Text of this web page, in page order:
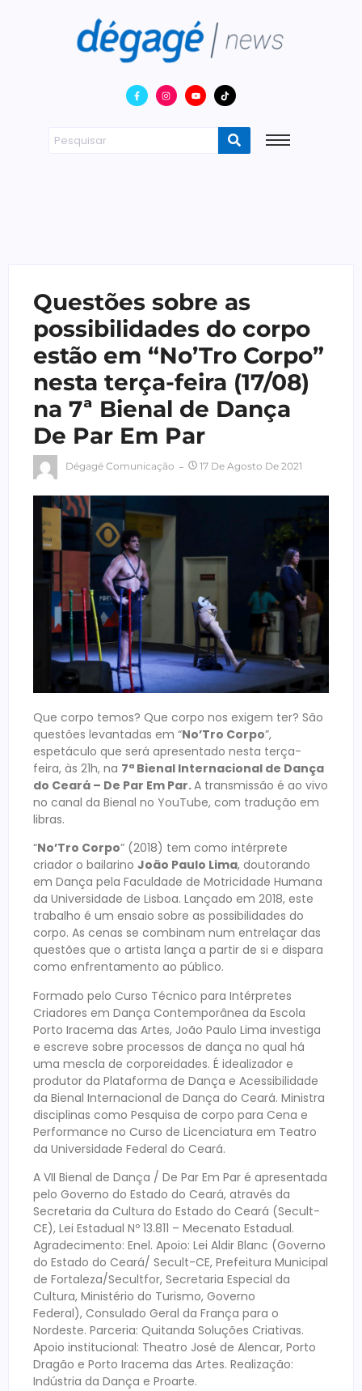
Questões sobre as
possibilidades do corpo
estão em “No’Tro Corpo”
nesta terça-feira (17/08)
na 7ª Bienal de Dança
De Par Em Par
Dégagé Comunicação 17 De Agosto De 2021
Que corpo temos? Que corpo nos exigem ter? São
questões levantadas em “No’Tro Corpo”,
espetáculo que será apresentado nesta terça-
feira, às 21h, na 7ª Bienal Internacional de Dança
do Ceará – De Par Em Par.A transmissão é ao vivo
no canal da Bienal no YouTube, com tradução em
libras.
“No’Tro Corpo” (2018) tem como intérprete
criador o bailarino João Paulo Lima, doutorando
em Dança pela Faculdade de Motricidade Humana
da Universidade de Lisboa. Lançado em 2018, este
trabalho é um ensaio sobre as possibilidades do
corpo. As cenas se combinam num entrelaçar das
questões que o artista lança a partir de si e dispara
como enfrentamento ao público.
Formado pelo Curso Técnico para Intérpretes
Criadores em Dança Contemporânea da Escola
Porto Iracema das Artes, João Paulo Lima investiga
e escreve sobre processos de dança no qual há
uma mescla de corporeidades. É idealizador e
produtor da Plataforma de Dança e Acessibilidade
da Bienal Internacional de Dança do Ceará. Ministra
disciplinas como Pesquisa de corpo para Cena e
Performance no Curso de Licenciatura em Teatro
da Universidade Federal do Ceará.
A VII Bienal de Dança / De Par Em Par é apresentada
pelo Governo do Estado do Ceará, através da
Secretaria da Cultura do Estado do Ceará (Secult-
CE), Lei Estadual Nº 13.811 – Mecenato Estadual.
Agradecimento: Enel. Apoio: Lei Aldir Blanc (Governo
do Estado do Ceará/ Secult-CE, Prefeitura Municipal
de Fortaleza/Secultfor, Secretaria Especial da
Cultura, Ministério do Turismo, Governo
Federal), Consulado Geral da França para o
Nordeste. Parceria: Quitanda Soluções Criativas.
Apoio institucional: Theatro José de Alencar, Porto
Dragão e Porto Iracema das Artes. Realização:
Indústria da Dança e Proarte.